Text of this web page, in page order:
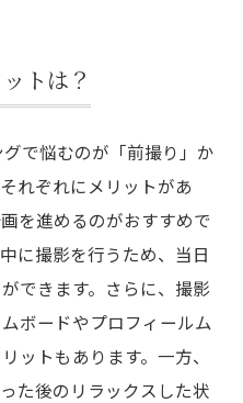
トは？
で悩むのが「前撮り」か
れぞれにメリットがあ
を進めるのがおすすめで
に撮影を行うため、当日
できます。さらに、撮影
ボードやプロフィールム
ットもあります。一方、
た後のリラックスした状